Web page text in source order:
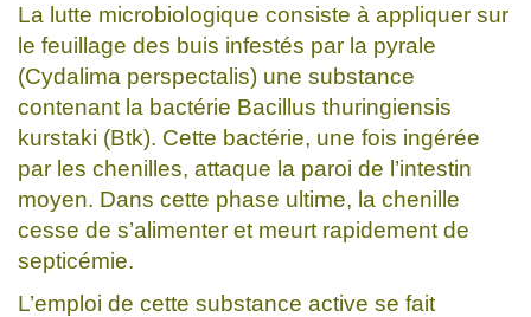
La lutte microbiologique consiste à appliquer sur
le feuillage des buis infestés par la pyrale
(Cydalima perspectalis) une substance
contenant la bactérie Bacillus thuringiensis
kurstaki (Btk). Cette bactérie, une fois ingérée
par les chenilles, attaque la paroi de l’intestin
moyen. Dans cette phase ultime, la chenille
cesse de s’alimenter et meurt rapidement de
septicémie.
L’emploi de cette substance active se fait